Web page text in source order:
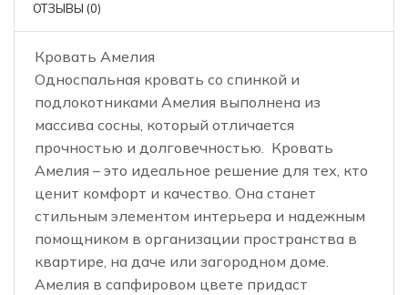
ОТЗЫВЫ (0)
Кровать Амелия
Односпальная кровать со спинкой и
подлокотниками Амелия выполнена из
массива сосны, который отличается
прочностью и долговечностью. Кровать
Амелия – это идеальное решение для тех, кто
ценит комфорт и качество. Она станет
стильным элементом интерьера и надежным
помощником в организации пространства в
квартире, на даче или загородном доме.
Амелия в сапфировом цвете придаст